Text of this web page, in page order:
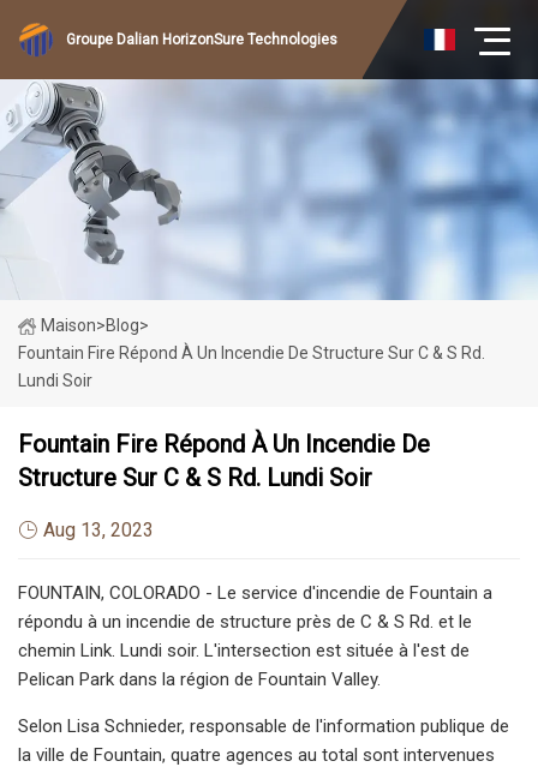
Groupe Dalian HorizonSure Technologies
Maison>Blog>
Fountain Fire Répond À Un Incendie De Structure Sur C & S Rd.
Lundi Soir
Fountain Fire Répond À Un Incendie De
Structure Sur C & S Rd. Lundi Soir
Aug 13, 2023
FOUNTAIN, COLORADO - Le service d'incendie de Fountain a
répondu à un incendie de structure près de C & S Rd. et le
chemin Link. Lundi soir. L'intersection est située à l'est de
Pelican Park dans la région de Fountain Valley.
Selon Lisa Schnieder, responsable de l'information publique de
la ville de Fountain, quatre agences au total sont intervenues